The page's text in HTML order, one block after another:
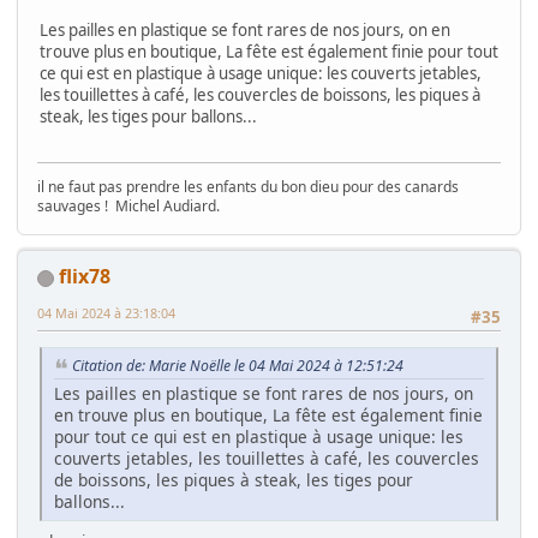
Les pailles en plastique se font rares de nos jours, on en
trouve plus en boutique, La fête est également finie pour tout
ce qui est en plastique à usage unique: les couverts jetables,
les touillettes à café, les couvercles de boissons, les piques à
steak, les tiges pour ballons...
il ne faut pas prendre les enfants du bon dieu pour des canards
sauvages ! Michel Audiard.
flix78
#35
04 Mai 2024 à 23:18:04
Citation de: Marie Noëlle le 04 Mai 2024 à 12:51:24
Les pailles en plastique se font rares de nos jours, on
en trouve plus en boutique, La fête est également finie
pour tout ce qui est en plastique à usage unique: les
couverts jetables, les touillettes à café, les couvercles
de boissons, les piques à steak, les tiges pour
ballons...